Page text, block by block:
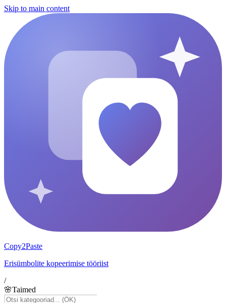
Skip to main content
Copy2Paste
Erisümbolite kopeerimise tööriist
/
🌸Taimed